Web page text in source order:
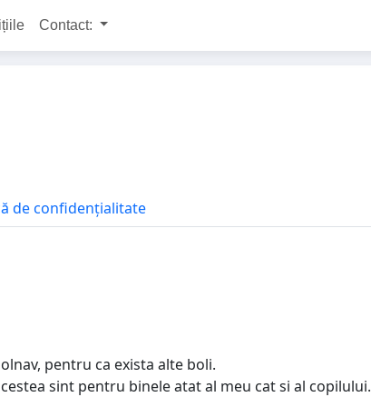
Contact:
de confidențialitate
pentru ca exista alte boli.
sint pentru binele atat al meu cat si al copilului.